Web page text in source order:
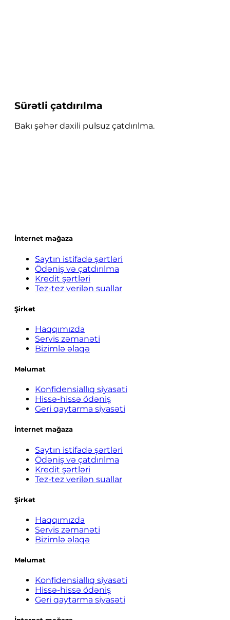
Sürətli çatdırılma
Bakı şəhər daxili pulsuz çatdırılma.
İnternet mağaza
Saytın istifadə şərtləri
Ödəniş və çatdırılma
Kredit şərtləri
Tez-tez verilən suallar
Şirkət
Haqqımızda
Servis zəmanəti
Bizimlə əlaqə
Məlumat
Konfidensiallıq siyasəti
Hissə-hissə ödəniş
Geri qaytarma siyasəti
İnternet mağaza
Saytın istifadə şərtləri
Ödəniş və çatdırılma
Kredit şərtləri
Tez-tez verilən suallar
Şirkət
Haqqımızda
Servis zəmanəti
Bizimlə əlaqə
Məlumat
Konfidensiallıq siyasəti
Hissə-hissə ödəniş
Geri qaytarma siyasəti